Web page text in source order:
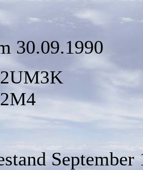
30.09.1990
September